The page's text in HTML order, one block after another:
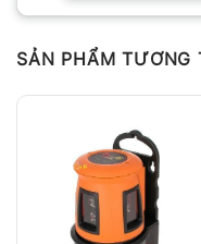
SẢN PHẨM TƯƠNG